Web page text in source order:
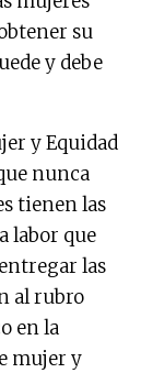
su
y debe
y Equidad
nunca
tienen las
labor que
las
al rubro
en la
mujer y